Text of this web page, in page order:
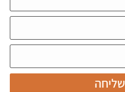
שליחה